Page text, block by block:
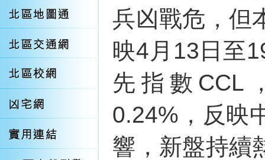
兵凶戰危，但
映4月13日至
先指數CCL
0.24%，反映
響，新盤持續